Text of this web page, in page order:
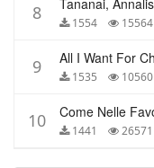
8 1554 15564
9 1535 10560
10 1441 26571